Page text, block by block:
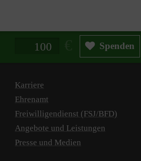
Spendenbetrag in Euro Spenden
Karriere
Ehrenamt
Freiwilligendienst (FSJ/BFD)
Angebote und Leistungen
Presse und Medien